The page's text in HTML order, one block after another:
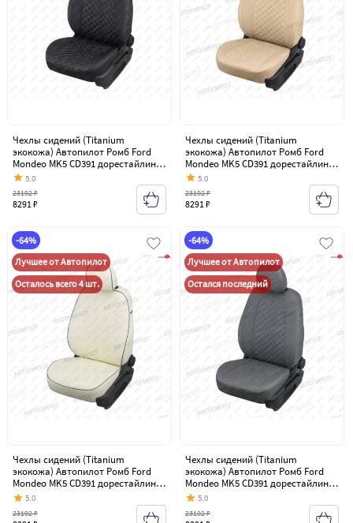
Чехлы сидений (Titanium
экокожа) Автопилот Ромб Ford
Mondeo MK5 CD391 дорестайлинг
седан (2014-2018)
5.0
8291 ₽
23192 ₽
Чехлы сидений (Titanium
экокожа) Автопилот Ромб Ford
Mondeo MK5 CD391 дорестайлинг
седан (2014-2018)
5.0
8291 ₽
23192 ₽
-64%
Лучшее от Автопилот
Осталось всего 4 шт.
Чехлы сидений (Titanium
экокожа) Автопилот Ромб Ford
Mondeo MK5 CD391 дорестайлинг
седан (2014-2018)
5.0
23192 ₽
-64%
Лучшее от Автопилот
Остался последний
Чехлы сидений (Titanium
экокожа) Автопилот Ромб Ford
Mondeo MK5 CD391 дорестайлинг
седан (2014-2018)
5.0
23192 ₽